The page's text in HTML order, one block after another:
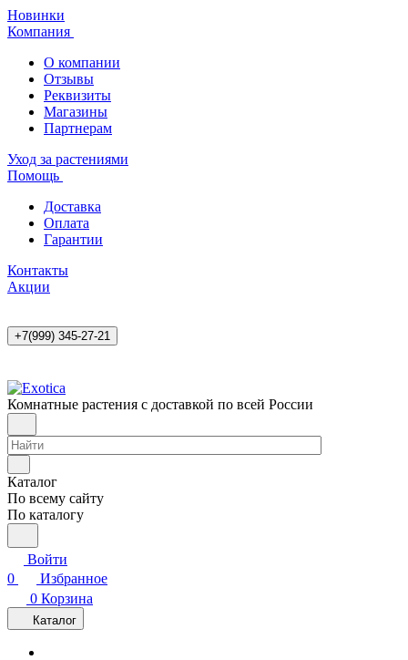
Новинки
Компания
О компании
Отзывы
Реквизиты
Магазины
Партнерам
Уход за растениями
Помощь
Доставка
Оплата
Гарантии
Контакты
Акции
+7(999) 345-27-21
Комнатные растения с доставкой по всей России
Каталог
По всему сайту
По каталогу
Войти
0
Избранное
0 Корзина
Каталог